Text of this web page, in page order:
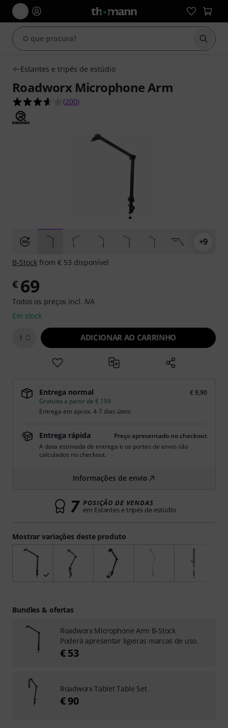
Iniciar
Estantes e tripés de estúdio
Roadworx Microphone Arm
3.6 de 5 estrelas de 200 avaliações de clientes
(200)
+9
Mostrar variações deste produto
B-Stock from € 53 disponível
€ 69
Todos os preços incl. IVA
Em stock
1 ADICIONAR AO CARRINHO
Entrega normal
€ 9,90
Gratuito a partir de € 199
Entrega em aprox. 4-7 dias úteis
Entrega rápida
Preço apresentado no checkout
A data estimada de entrega e os portes de envio são
calculados no checkout.
Informações de envio
7 POSIÇÃO DE VENDAS
em Estantes e tripés de estúdio
Bundles & ofertas
Roadworx Microphone Arm B-Stock
Poderá apresentar ligeiras marcas de uso.
€ 53
Roadworx Tablet Table Set
€ 90